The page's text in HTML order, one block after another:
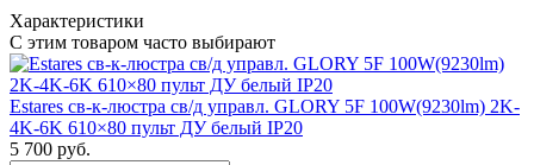
Характеристики
С этим товаром часто выбирают
Estares св-к-люстра св/д управл. GLORY 5F 100W(9230lm) 2K-
4K-6K 610×80 пульт ДУ белый IP20
5 700 руб.